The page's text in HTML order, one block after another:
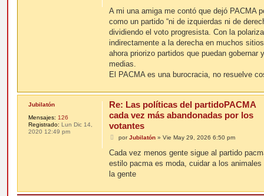
n
a
j
A mi una amiga me contó que dejó PACMA
como un partido “ni de izquierdas ni de
dividiendo el voto progresista. Con la
indirectamente a la derecha en muchos
ahora priorizo partidos que puedan gobernar
medias.
El PACMA es una burocracia, no resuelve
Jubilatón
Mensajes: 126
Registrado: Lun Dic 14,
2020 12:49 pm
Re: Las políticas del partidoPACMA
cada vez más abandonadas por los
votantes
M
n
a
e
porJubilatón» Vie May 29, 2026 6:50 pm
Cada vez menos gente sigue al partido
estilo pacma es moda, cuidar a los
la gente